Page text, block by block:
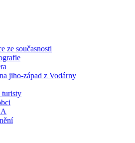
ze současnosti
jiho-západ z Vodárny
turisty